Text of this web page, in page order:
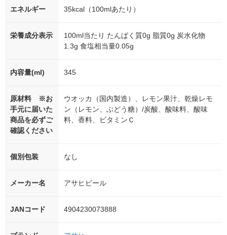
エネルギー 35kcal（100mlあたり）
栄養成分表示
100ml当たり たんぱく質0g 脂質0g 炭水化物
1.3g 食塩相当量0.05g
内容量(ml) 345
原材料 ※お
手元に届いた
商品を必ずご
確認ください
ウオッカ（国内製造）、レモン果汁、乾燥レモ
ン（レモン、ぶどう糖）/炭酸、酸味料、酸味
料、香料、ビタミンＣ
個別包装 なし
メーカー名 アサヒビール
JANコード 4904230073888